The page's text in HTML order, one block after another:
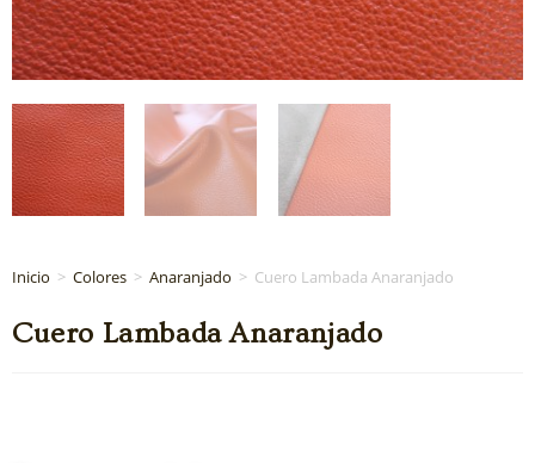
Inicio > Colores > Anaranjado > Cuero Lambada Anaranjado
Cuero Lambada Anaranjado